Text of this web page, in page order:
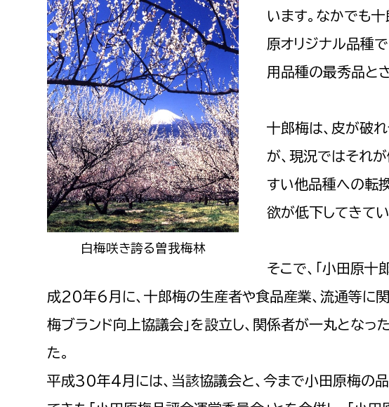
障がい者
傷病者
事業者
労働者
求職者
外国人
ペット
都市
文化
行政
消防
市議
人権・男女共同参画課
戸籍住民課
福祉健康部
福祉政策課
生活援護課
高齢介護課
障がい福祉課
子ども若者部
子ども政策課
子ども若者支援課
保育課
建設政策課
国県事業推進課
白梅咲き誇る曽我梅林
います。なかでも
原オリジナル品種
用品種の最秀品と
十郎梅は、皮が破
が、現況ではそれ
すい他品種への転
欲が低下してきてい
そこで、「小田原十
成20年6月に、十郎梅の生産者や食品産業、流通等に関
梅ブランド向上協議会」を設立し、関係者が一丸とな
た。
平成30年4月には、当該協議会と、今まで小田原梅の